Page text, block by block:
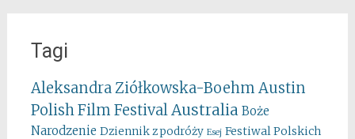
Tagi
Aleksandra Ziółkowska-Boehm Austin
Polish Film FestivalAustralia Boże
Narodzenie Dziennik z podróży Esej Festiwal Polskich